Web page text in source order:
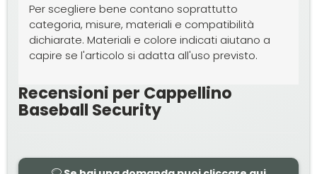
Per scegliere bene contano soprattutto
categoria, misure, materiali e compatibilità
dichiarate. Materiali e colore indicati aiutano a
capire se l'articolo si adatta all'uso previsto.
Recensioni per Cappellino
Baseball Security